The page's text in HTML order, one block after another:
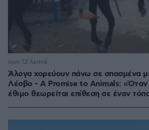
Άλογα χορεύουν πάνω σε σπασμένα
Λέσβο - A Promise to Animals: «Όταν
έθιμο θεωρείται επίθεση σε έναν
πριν 12 λεπτά